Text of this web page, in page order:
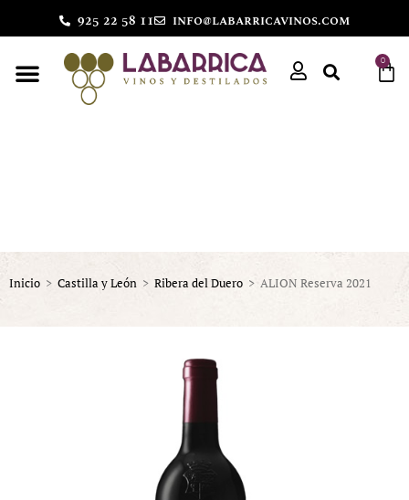
925 22 58 11 info@labarricavinos.com
0
Inicio > Castilla y León > Ribera del Duero > ALION Reserva 2021